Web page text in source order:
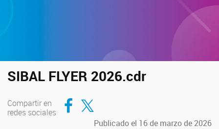
SIBAL FLYER 2026.cdr
Compartir en
redes sociales
Compartir en Facebook
Compartir en Twitter
Publicado el 16 de marzo de 2026